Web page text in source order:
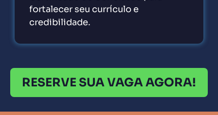
fortalecer seu currículo e
credibilidade.
RESERVE SUA VAGA AGORA!